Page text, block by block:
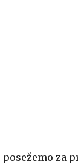
posežemo